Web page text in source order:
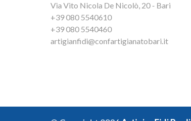
Via Vito Nicola De Nicolò, 20 - Bari
+39 080 5540610
+39 080 5540460
artigianfidi@confartigianatobari.it